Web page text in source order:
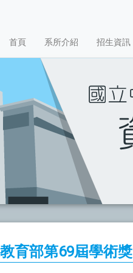
首頁 系所介紹 招生資訊
育部第69屆學術獎